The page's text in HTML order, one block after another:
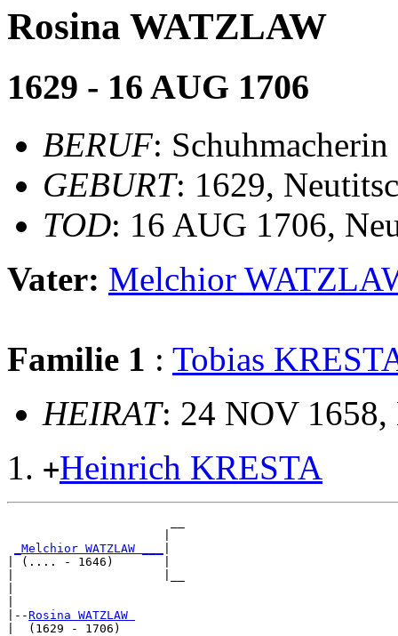
Rosina WATZLAW
1629 - 16 AUG 1706
BERUF: Schuhmacherin
GEBURT: 1629,
TOD: 16 AUG 1706,
Vater: Melchior
Familie 1 : Tobias
HEIRAT: 24 NOV 1658,
+Heinrich KRESTA
_Melchior WATZLAW ___
| (.... - 1646)       |
|--Rosina WATZLAW
|  (1629 - 1706)